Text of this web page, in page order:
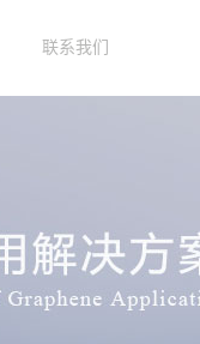
联系我们